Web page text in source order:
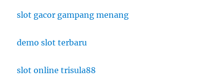
slot gacor gampang menang
demo slot terbaru
slot online trisula88